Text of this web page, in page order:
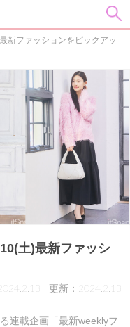
新ファッションをピックアッ
土)最新ファッシ
更新：2024.2.13
連載企画「最新weeklyフ